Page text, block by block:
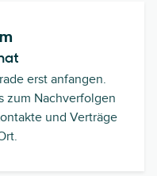
erst anfangen.
zum Nachverfolgen
und Verträge